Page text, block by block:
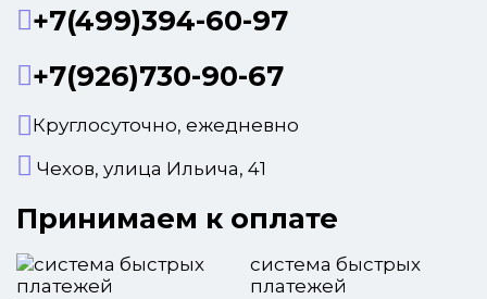
+7(499)394-60-97
+7(926)730-90-67
Круглосуточно, ежедневно
Чехов, улица Ильича, 41
Принимаем к оплате
система быстрых
платежей